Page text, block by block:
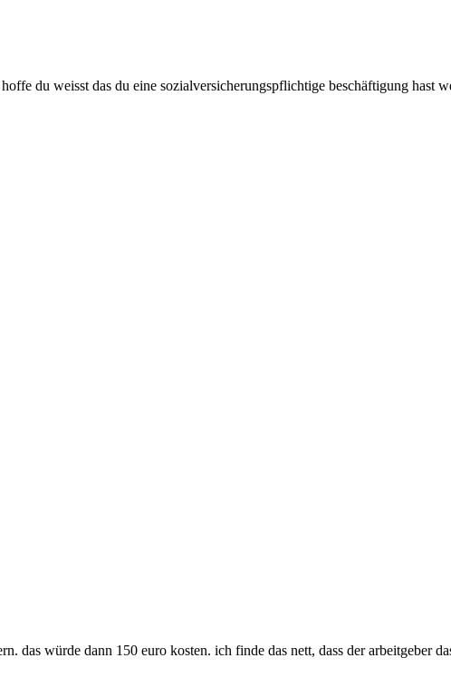
du weisst das du eine sozialversicherungspflichtige beschäftigung hast
das würde dann 150 euro kosten. ich finde das nett, dass der arbeitgeber